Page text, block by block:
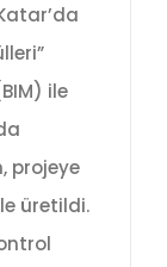
ile
projeye
üretildi.